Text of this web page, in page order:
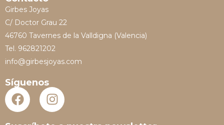
Girbes Joyas
C/ Doctor Grau 22
46760 Tavernes de la Valldigna (Valencia)
Tel. 962821202
info@girbesjoyas.com
Síguenos